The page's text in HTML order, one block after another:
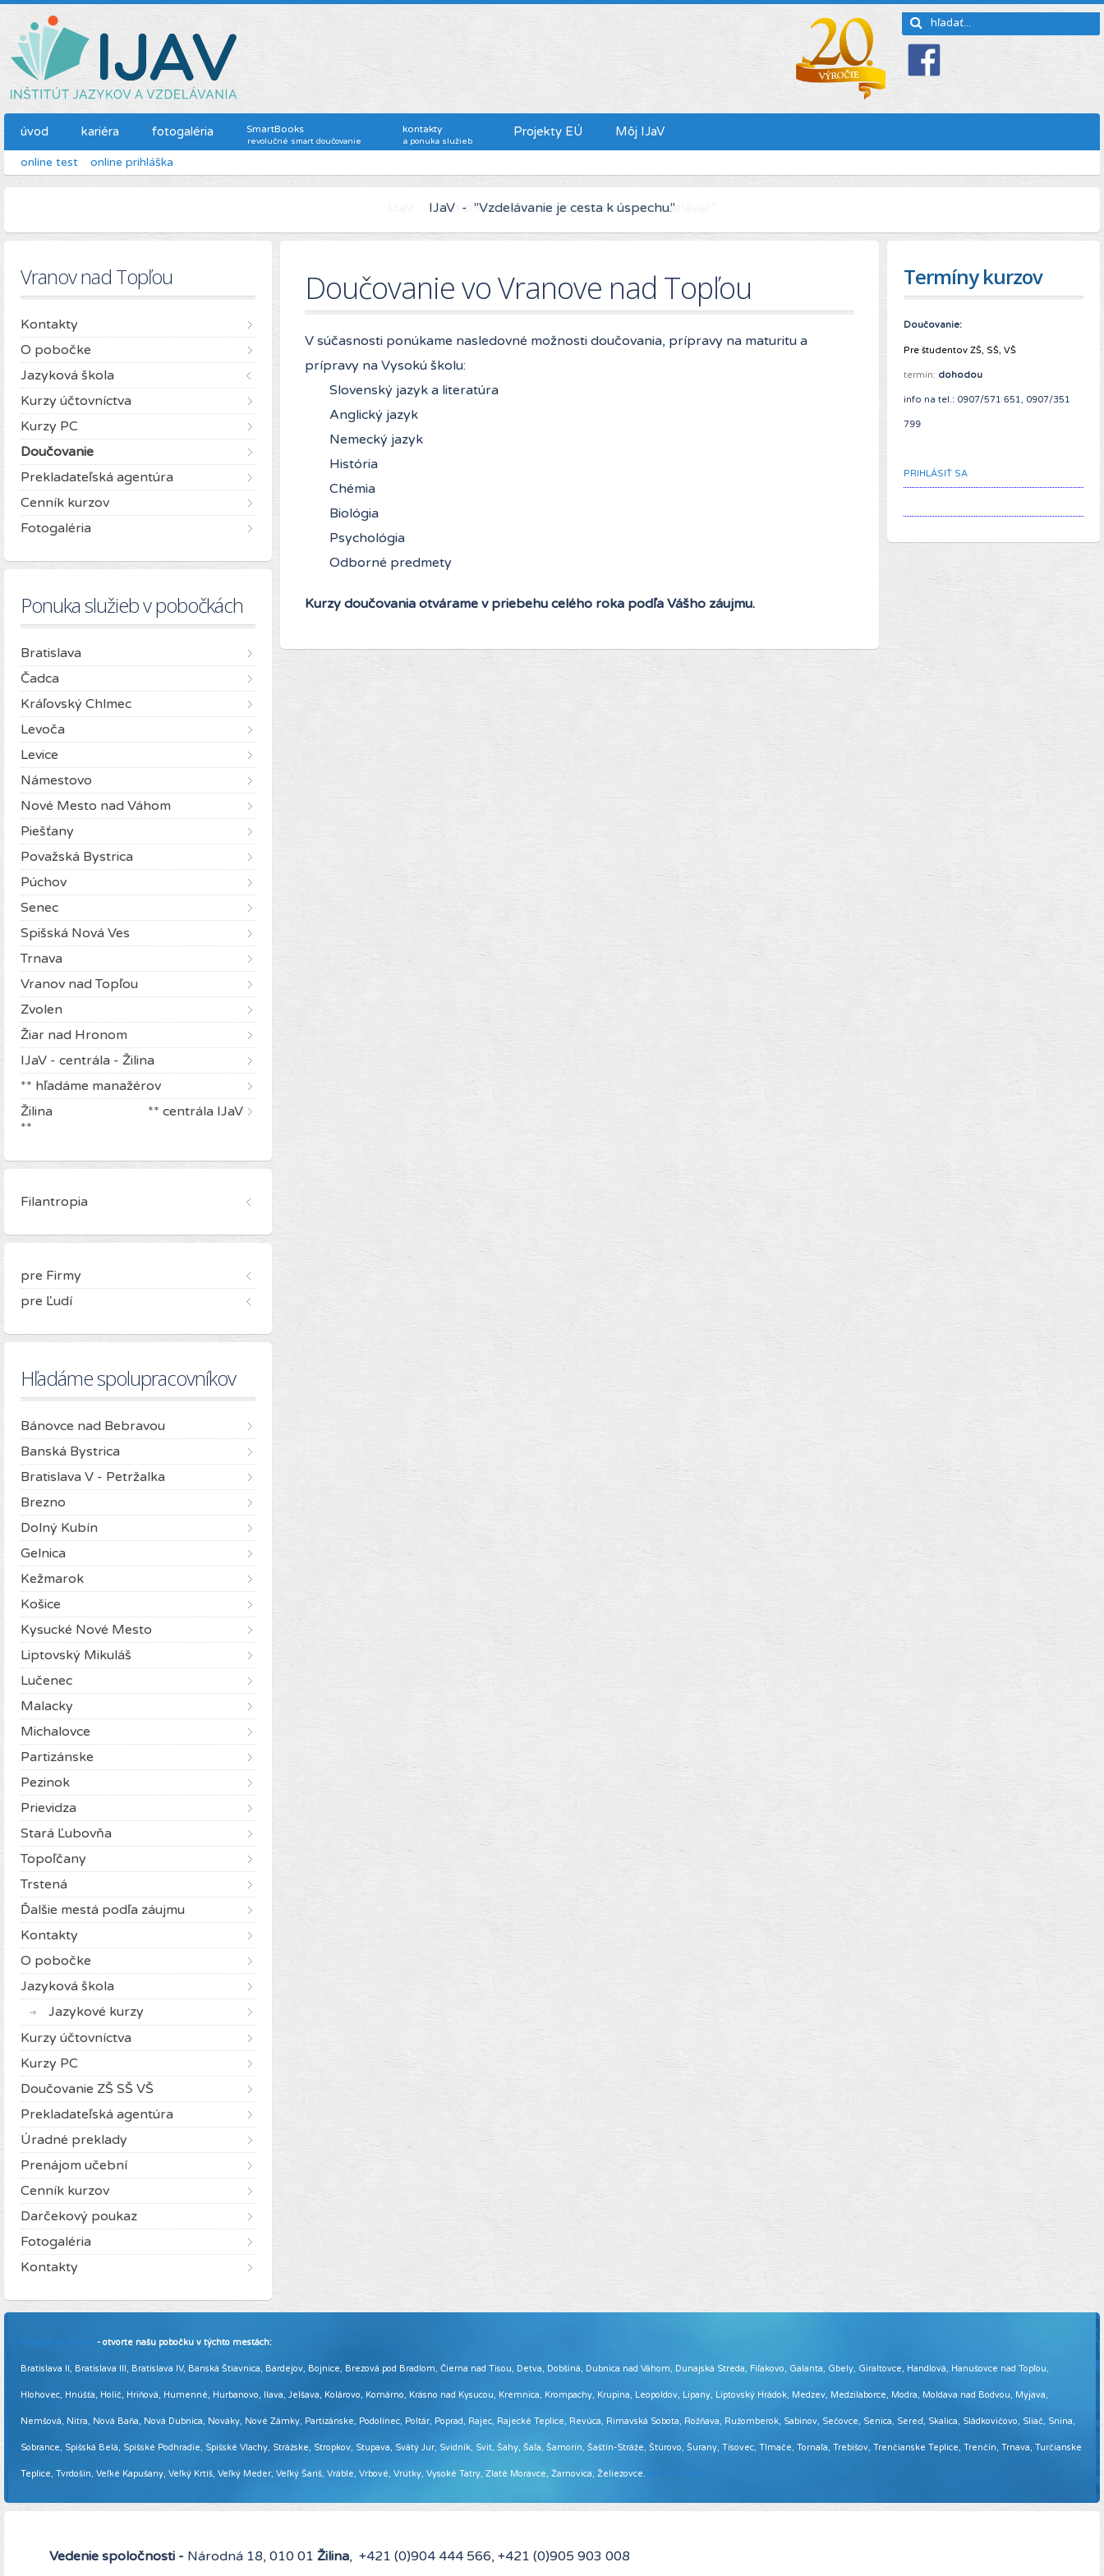
úvod kariéra fotogaléria SmartBooks
revolučné smart doučovanie
kontakty
a ponuka služieb
Projekty EÚ Môj IJaV
online test online prihláška
IJaV - "Kto chce viac zarábať, musí sa viac vzdelávať."
Doučovanie vo Vranove nad Topľou
V súčasnosti ponúkame nasledovné možnosti doučovania, prípravy na maturitu a
prípravy na Vysokú školu:
Slovenský jazyk a literatúra
Anglický jazyk
Nemecký jazyk
História
Chémia
Biológia
Psychológia
Odborné predmety
Kurzy doučovania otvárame v priebehu celého roka podľa Vášho záujmu.
Vranov nad Topľou
Kontakty
O pobočke
Jazyková škola
Kurzy účtovníctva
Kurzy PC
Doučovanie
Prekladateľská agentúra
Cenník kurzov
Fotogaléria
Ponuka služieb v pobočkách
Bratislava
Čadca
Kráľovský Chlmec
Levoča
Levice
Námestovo
Nové Mesto nad Váhom
Piešťany
Považská Bystrica
Púchov
Senec
Spišská Nová Ves
Trnava
Vranov nad Topľou
Zvolen
Žiar nad Hronom
IJaV - centrála - Žilina
** hľadáme manažérov
Žilina ** centrála IJaV
**
Filantropia
pre Firmy
pre Ľudí
Hľadáme spolupracovníkov
Bánovce nad Bebravou
Banská Bystrica
Bratislava V - Petržalka
Brezno
Dolný Kubín
Gelnica
Kežmarok
Košice
Kysucké Nové Mesto
Liptovský Mikuláš
Lučenec
Malacky
Michalovce
Partizánske
Pezinok
Prievidza
Stará Ľubovňa
Topoľčany
Trstená
Ďalšie mestá podľa záujmu
Kontakty
O pobočke
Jazyková škola
Jazykové kurzy
Kurzy účtovníctva
Kurzy PC
Doučovanie ZŠ SŠ VŠ
Prekladateľská agentúra
Úradné preklady
Prenájom učební
Cenník kurzov
Darčekový poukaz
Fotogaléria
Kontakty
Termíny kurzov
Doučovanie:
Pre študentov ZŠ, SŠ, VŠ
termín: dohodou
info na tel.: 0907/571 651, 0907/351
799
PRIHLÁSIŤ SA
Pridajte sa k nám - otvorte našu pobočku v týchto mestách:
Bratislava II, Bratislava III, Bratislava IV, Banská Štiavnica, Bardejov, Bojnice, Brezová pod Bradlom, Čierna nad Tisou, Detva, Dobšiná, Dubnica nad Váhom, Dunajská Streda, Fiľakovo, Galanta, Gbely, Giraltovce, Handlová, Hanušovce nad Topľou,
Hlohovec, Hnúšťa, Holíč, Hriňová, Humenné, Hurbanovo, Ilava, Jelšava, Kolárovo, Komárno, Krásno nad Kysucou, Kremnica, Krompachy, Krupina, Leopoldov, Lipany, Liptovský Hrádok, Medzev, Medzilaborce, Modra, Moldava nad Bodvou, Myjava,
Nemšová, Nitra, Nová Baňa, Nová Dubnica, Nováky, Nové Zámky, Partizánske, Podolínec, Poltár, Poprad, Rajec, Rajecké Teplice, Revúca, Rimavská Sobota, Rožňava, Ružomberok, Sabinov, Sečovce, Senica, Sereď, Skalica, Sládkovičovo, Sliač, Snina,
Sobrance, Spišská Belá, Spišské Podhradie, Spišské Vlachy, Strážske, Stropkov, Stupava, Svätý Jur, Svidník, Svit, Šahy, Šaľa, Šamorín, Šaštín-Stráže, Štúrovo, Šurany, Tisovec, Tlmače, Tornaľa, Trebišov, Trenčianske Teplice, Trenčín, Trnava, Turčianske
Teplice, Tvrdošín, Veľké Kapušany, Veľký Krtíš, Veľký Meder, Veľký Šariš, Vráble, Vrbové, Vrútky, Vysoké Tatry, Zlaté Moravce, Žarnovica, Želiezovce.
Vedenie spoločnosti - Národná 18, 010 01 Žilina, +421 (0)904 444 566, +421 (0)905 903 008